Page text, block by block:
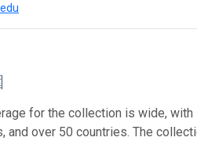
for the collection is wide,
and over 50 countries. The